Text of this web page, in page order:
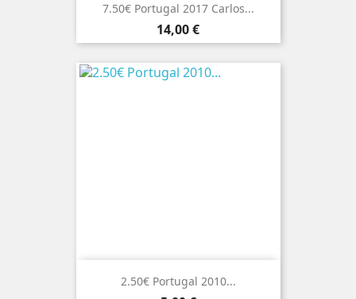
7.50€ Portugal 2017 Carlos...
Preço
14,00 €
2.50€ Portugal 2010...